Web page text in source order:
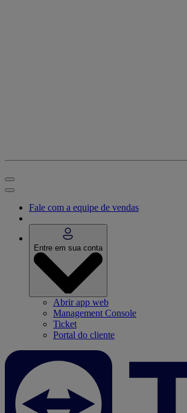
Fale com a equipe de vendas
Entre em sua conta
Abrir app web
Management Console
Ticket
Portal do cliente